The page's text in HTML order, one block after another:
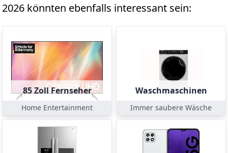
2026 könnten ebenfalls interessant sein:
85 Zoll Fernseher
Home Entertainment
Waschmaschinen
Immer saubere Wäsche